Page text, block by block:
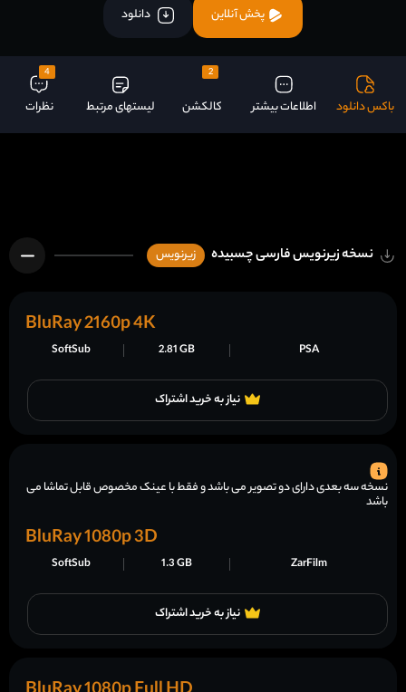
پخش آنلاین دانلود
باکس دانلود اطلاعات بیشتر
2
کالکشن لیستهای مرتبط
4
نظرات
نسخه زیرنویس فارسی چسبیده زیرنویس
نیاز به خرید اشتراک
PSA
2.81 GB
SoftSub
BluRay 2160p 4K
نیاز به خرید اشتراک
ZarFilm
1.3 GB
SoftSub
BluRay 1080p 3D
نسخه سه بعدی دارای دو تصویر می باشد و فقط با عینک مخصوص قابل تماشا می
باشد